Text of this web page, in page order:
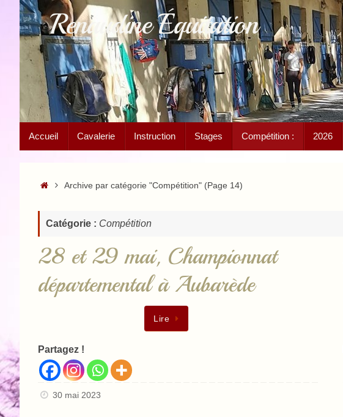
Passer
contenu
Renaudine Équitation
contenu
Accueil Cavalerie Instruction Stages Compétition : 2026
Accueil
Archive par catégorie "Compétition" (Page 14)
Catégorie : Compétition
28 et 29 mai, Championnat
départemental à Aubarède
Lire
Partagez !
30 mai 2023